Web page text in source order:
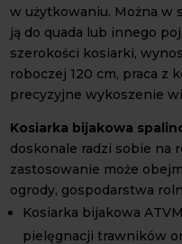
w użytkowaniu. Można w
ją do quada lub innego
szerokości kosiarki,
roboczej 120 cm, praca z
precyzyjne wykoszenie
Kosiarka bijakowa
doskonale radzi sobie na
zastosowanie może
ogrody, gospodarstwa
Kosiarka bijakowa
pielęgnacji trawników